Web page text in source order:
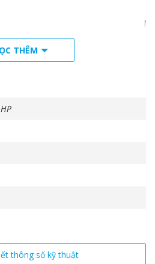
lượng
gió
THÊM
thông số kỹ thuật